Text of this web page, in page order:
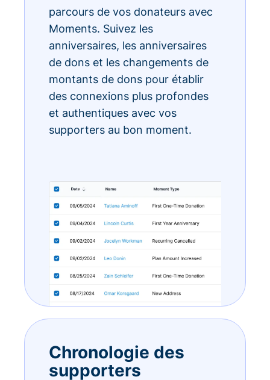
parcours de vos donateurs avec
Moments. Suivez les
anniversaires, les anniversaires
de dons et les changements de
montants de dons pour établir
des connexions plus profondes
et authentiques avec vos
supporters au bon moment.
Chronologie des
supporters